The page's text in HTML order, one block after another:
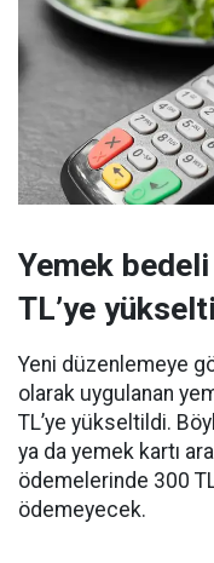
Yemek
TL’ye
Yeni düzenlemeye
olarak uygulanan
TL’ye yükseltildi.
ya da yemek kartı
ödemelerinde 300
ödemeyecek.